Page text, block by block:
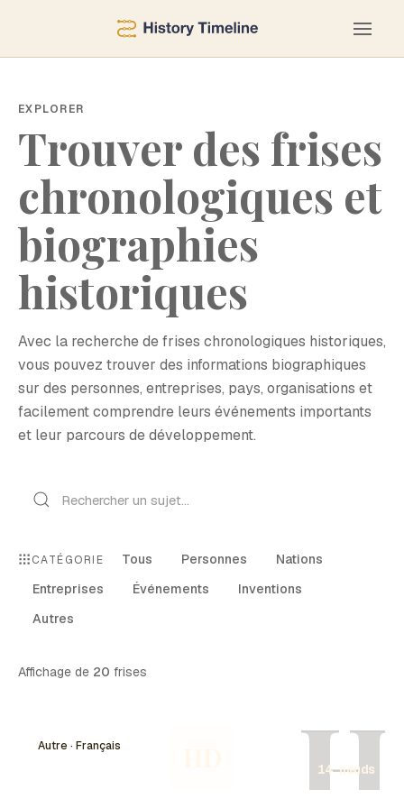
EXPLORER
Trouver des frises
chronologiques et
biographies
historiques
Avec la recherche de frises chronologiques historiques,
vous pouvez trouver des informations biographiques
sur des personnes, entreprises, pays, organisations et
facilement comprendre leurs événements importants
et leur parcours de développement.
CATÉGORIE Tous Personnes
Nations
Entreprises
Événements
Inventions
Autres
Affichage de 20 frises
H
Autre · Français
14 nœuds